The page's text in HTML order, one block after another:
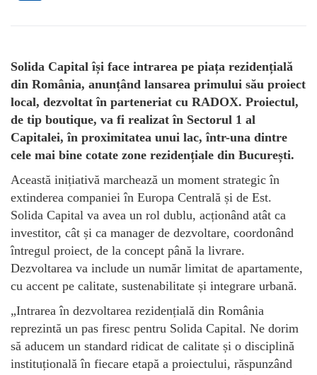
Solida Capital își face intrarea pe piața rezidențială
din România, anunțând lansarea primului său proiect
local, dezvoltat în parteneriat cu RADOX. Proiectul,
de tip boutique, va fi realizat în Sectorul 1 al
Capitalei, în proximitatea unui lac, într-una dintre
cele mai bine cotate zone rezidențiale din București.
Această inițiativă marchează un moment strategic în
extinderea companiei în Europa Centrală și de Est.
Solida Capital va avea un rol dublu, acționând atât ca
investitor, cât și ca manager de dezvoltare, coordonând
întregul proiect, de la concept până la livrare.
Dezvoltarea va include un număr limitat de apartamente,
cu accent pe calitate, sustenabilitate și integrare urbană.
„Intrarea în dezvoltarea rezidențială din România
reprezintă un pas firesc pentru Solida Capital. Ne dorim
să aducem un standard ridicat de calitate și o disciplină
instituțională în fiecare etapă a proiectului, răspunzând